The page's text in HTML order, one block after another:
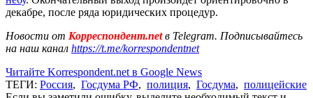
декабре, после ряда юридических процедур.
Новости от Корреспондент.netв Telegram. Подписывайтесь
на наш канал https://t.me/korrespondentnet
Читайте Korrespondent.net в Google News
ТЕГИ: Россия, Госдума РФ, полиция, Госдума, полицейские